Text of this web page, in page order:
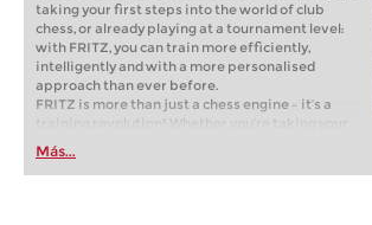
taking your first steps into the world of club
chess, or already playing at a tournament level:
with FRITZ, you can train more efficiently,
intelligently and with a more personalised
approach than ever before.
FRITZ is more than just a chess engine – it’s a
training revolution! Whether you’re taking your
first steps into the world of club chess, or already
playing at a tournament level: with FRITZ, you can
train more efficiently, intelligently and with a
Más...